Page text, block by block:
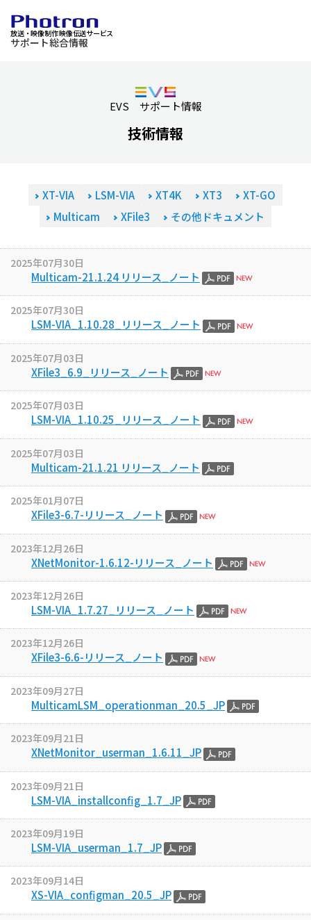
放送・映像制作 映像伝送サービス
サポート総合情報
EVS サポート情報
技術情報
XT-VIA LSM-VIA XT4K XT3
XT-GO
Multicam
XFile3 その他ドキュメント
2025年07月30日
Multicam-21.1.24 リリース_ノート
2025年07月30日
LSM-VIA_1.10.28_リリース_ノート
2025年07月03日
XFile3_6.9_リリース_ノート
2025年07月03日
LSM-VIA_1.10.25_リリース_ノート
2025年07月03日
Multicam-21.1.21 リリース_ノート
2025年01月07日
XFile3-6.7-リリース_ノート
2023年12月26日
XNetMonitor-1.6.12-リリース_ノート
2023年12月26日
LSM-VIA_1.7.27_リリース_ノート
2023年12月26日
XFile3-6.6-リリース_ノート
2023年09月27日
MulticamLSM_operationman_20.5_JP
2023年09月21日
XNetMonitor_userman_1.6.11_JP
2023年09月21日
LSM-VIA_installconfig_1.7_JP
2023年09月19日
LSM-VIA_userman_1.7_JP
2023年09月14日
XS-VIA_configman_20.5_JP